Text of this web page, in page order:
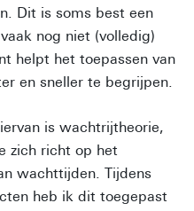
Dit is soms best een
nog niet (volledig)
helpt het toepassen van
en sneller te begrijpen.
is wachtrijtheorie,
zich richt op het
wachttijden. Tijdens
heb ik dit toegepast